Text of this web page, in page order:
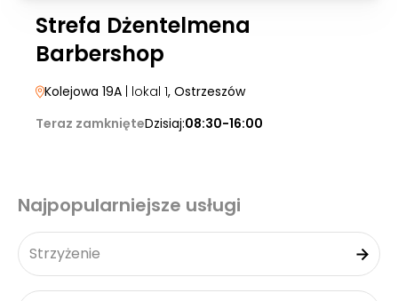
Strefa Dżentelmena
Barbershop
Kolejowa 19A | lokal 1, Ostrzeszów
Teraz zamknięteDzisiaj:08:30-16:00
Najpopularniejsze usługi
Strzyżenie